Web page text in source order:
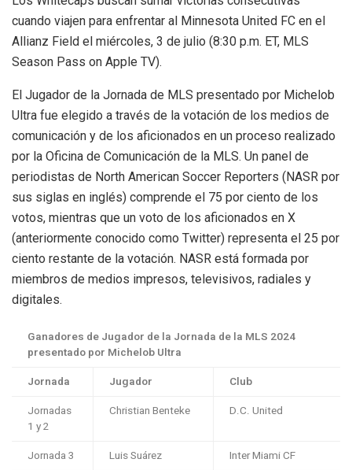
cuando viajen para enfrentar al Minnesota United FC en el
Allianz Field el miércoles, 3 de julio (8:30 p.m. ET, MLS
Season Pass on Apple TV).
El Jugador de la Jornada de MLS presentado por Michelob
Ultra fue elegido a través de la votación de los medios de
comunicación y de los aficionados en un proceso realizado
por la Oficina de Comunicación de la MLS. Un panel de
periodistas de North American Soccer Reporters (NASR por
sus siglas en inglés) comprende el 75 por ciento de los
votos, mientras que un voto de los aficionados en X
(anteriormente conocido como Twitter) representa el 25 por
ciento restante de la votación. NASR está formada por
miembros de medios impresos, televisivos, radiales y
digitales.
Ganadores de Jugador de la Jornada de la MLS 2024
presentado por Michelob Ultra
Jornada
Jugador
Club
Jornadas
1 y 2
Christian Benteke D.C. United
Jornada 3 Luis Suárez
Inter Miami CF